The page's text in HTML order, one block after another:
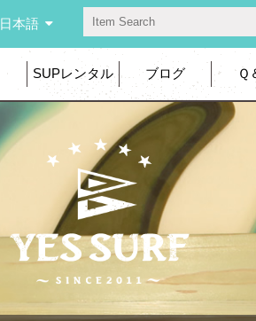
日本語
SUPレンタル ブログ Ｑ